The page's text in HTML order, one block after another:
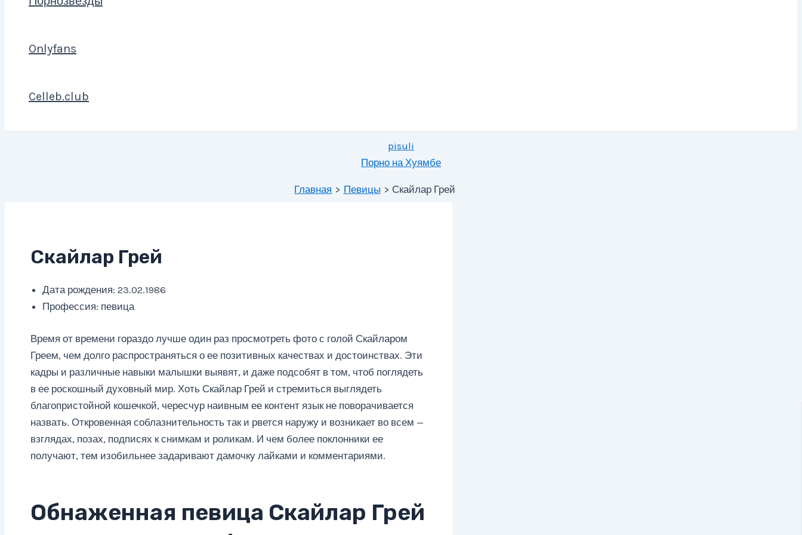
Onlyfans
Celleb.club
pisuli
Порно на Хуямбе
Главная Певицы Скайлар Грей
Скайлар Грей
Дата рождения: 23.02.1986
Профессия: певица
Время от времени гораздо лучше один раз просмотреть фото с голой Скайларом
Греем, чем долго распространяться о ее позитивных качествах и достоинствах. Эти
кадры и различные навыки малышки выявят, и даже подсобят в том, чтоб поглядеть
в ее роскошный духовный мир. Хоть Скайлар Грей и стремиться выглядеть
благопристойной кошечкой, чересчур наивным ее контент язык не поворачивается
назвать. Откровенная соблазнительность так и рвется наружу и возникает во всем —
взглядах, позах, подписях к снимкам и роликам. И чем более поклонники ее
получают, тем изобильнее задаривают дамочку лайками и комментариями.
Обнаженная певица Скайлар Грей